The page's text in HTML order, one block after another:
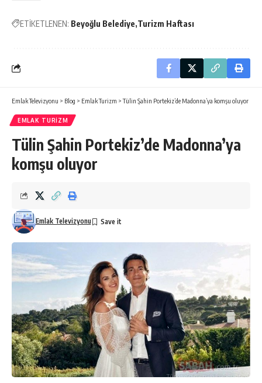
ETİKETLENEN: Beyoğlu Belediye Turizm Haftası
Emlak Televizyonu > Blog > Emlak Turizm >Tülin Şahin Portekiz’de Madonna’ya komşu oluyor
EMLAK TURIZM
Tülin Şahin Portekiz’de Madonna’ya
komşu oluyor
Emlak Televizyonu